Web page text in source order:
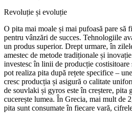
Revoluție și evoluție
O pita mai moale și mai pufoasă pare să
pentru vânzări de succes. Tehnologiile
un produs superior. Drept urmare, în
amestec de metode tradiționale și
investesc în linii de producție costisitoare
pot realiza pita după rețete specifice –
cresc producția și asigură o calitate
de souvlaki și gyros este în creștere, pita
cucerește lumea. În Grecia, mai mult de
pita sunt consumate în fiecare vară,